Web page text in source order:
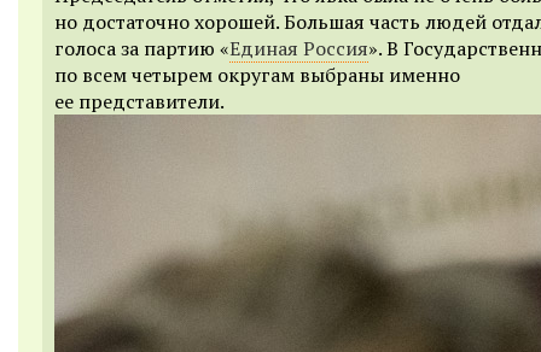
но достаточно хорошей. Большая часть людей
голоса за партию «Единая Россия». В
по всем четырем округам выбраны именно
ее представители.